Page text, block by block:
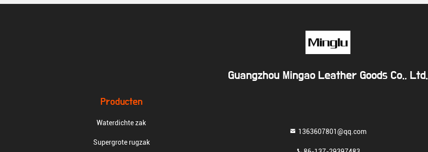
Guangzhou Mingao Leather Goods Co., Ltd.
Producten
Waterdichte zak
Supergrote rugzak
1363607801@qq.com